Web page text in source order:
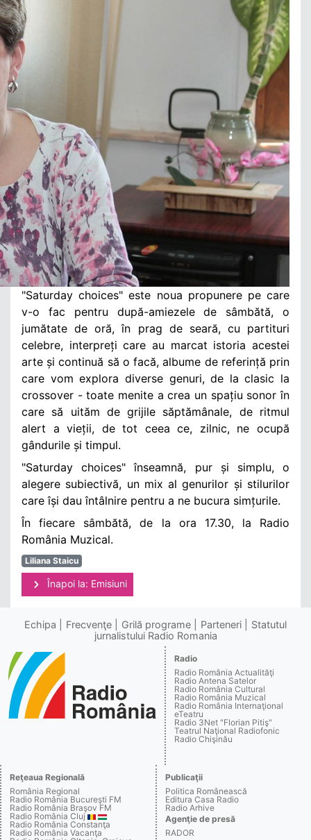
"Saturday choices" este noua propunere pe care
v-o fac pentru după-amiezele de sâmbătă, o
jumătate de oră, în prag de seară, cu partituri
celebre, interpreți care au marcat istoria acestei
arte și continuă să o facă, albume de referință prin
care vom explora diverse genuri, de la clasic la
crossover - toate menite a crea un spațiu sonor în
care să uităm de grijile săptămânale, de ritmul
alert a vieții, de tot ceea ce, zilnic, ne ocupă
gândurile și timpul.
"Saturday choices" înseamnă, pur și simplu, o
alegere subiectivă, un mix al genurilor și stilurilor
care își dau întâlnire pentru a ne bucura simțurile.
În fiecare sâmbătă, de la ora 17.30, la Radio
România Muzical.
Liliana Staicu
Înapoi la: Emisiuni
Echipa Frecvenţe Grilă programe Parteneri
Statutul
jurnalistului Radio Romania
Radio
Radio România Actualităţi
Radio Antena Satelor
Radio România Cultural
Radio România Muzical
Radio România Internaţional
eTeatru
Radio 3Net "Florian Pitiş"
Teatrul Naţional Radiofonic
Radio Chişinău
Reţeaua Regională
România Regional
Radio România Bucureşti FM
Radio România Braşov FM
Radio România Cluj
Radio România Constanţa
Radio România Vacanţa
Publicaţii
Politica Românească
Editura Casa Radio
Radio Arhive
Agenţie de presă
RADOR